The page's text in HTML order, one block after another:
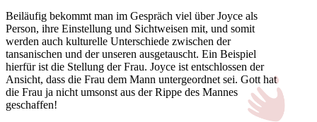
Beiläufig bekommt man im Gespräch viel über Joyce als
Person, ihre Einstellung und Sichtweisen mit, und somit
werden auch kulturelle Unterschiede zwischen der
tansanischen und der unseren ausgetauscht. Ein Beispiel
hierfür ist die Stellung der Frau. Joyce ist entschlossen der
Ansicht, dass die Frau dem Mann untergeordnet sei. Gott hat
die Frau ja nicht umsonst aus der Rippe des Mannes
geschaffen!